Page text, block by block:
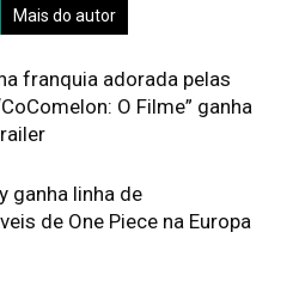
Mais do autor
franquia adorada pelas
O Filme” ganha
ganha linha de
de One Piece na Europa